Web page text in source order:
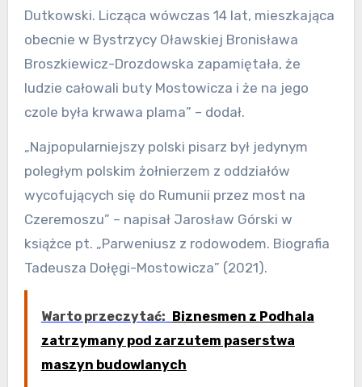
Dutkowski. Licząca wówczas 14 lat, mieszkająca
obecnie w Bystrzycy Oławskiej Bronisława
Broszkiewicz-Drozdowska zapamiętała, że
ludzie całowali buty Mostowicza i że na jego
czole była krwawa plama” – dodał.
„Najpopularniejszy polski pisarz był jedynym
poległym polskim żołnierzem z oddziałów
wycofujących się do Rumunii przez most na
Czeremoszu” – napisał Jarosław Górski w
książce pt. „Parweniusz z rodowodem. Biografia
Tadeusza Dołęgi-Mostowicza” (2021).
Warto przeczytać: Biznesmen z Podhala
zatrzymany pod zarzutem paserstwa
maszyn budowlanych